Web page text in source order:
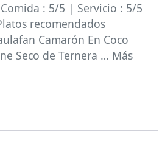
: 5/5 | Servicio : 5/5
recomendados
Camarón En Coco
Seco de Ternera … Más